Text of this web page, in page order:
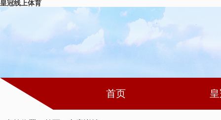
皇冠线上体育
首页